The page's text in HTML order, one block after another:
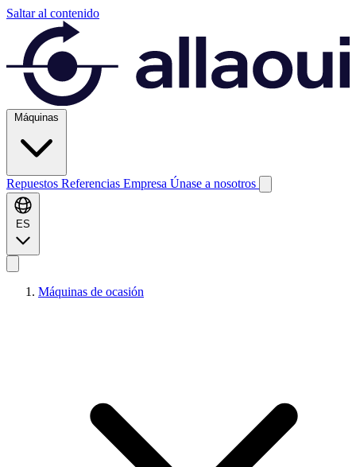
Saltar al contenido
Máquinas
Repuestos Referencias Empresa Únase a nosotros
ES
Máquinas de ocasión